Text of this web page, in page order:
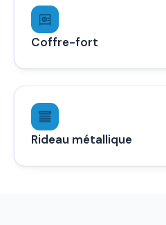
Coffre-fort
Rideau métallique